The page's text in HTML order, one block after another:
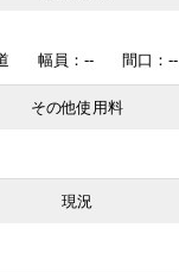
幅員：-- 間口：--
その他使用料
現況